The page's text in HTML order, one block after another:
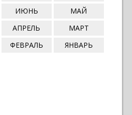
ИЮНЬ
МАЙ
АПРЕЛЬ
МАРТ
ФЕВРАЛЬ
ЯНВАРЬ